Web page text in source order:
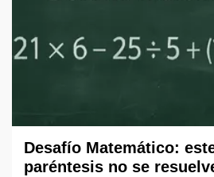
Desafío Matemático:
paréntesis no se